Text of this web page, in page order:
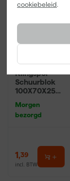
cookiebeleid.
Klingspor
Schuurblok
100X70X25m
P220
Morgen
bezorgd
1,39
incl. BTW